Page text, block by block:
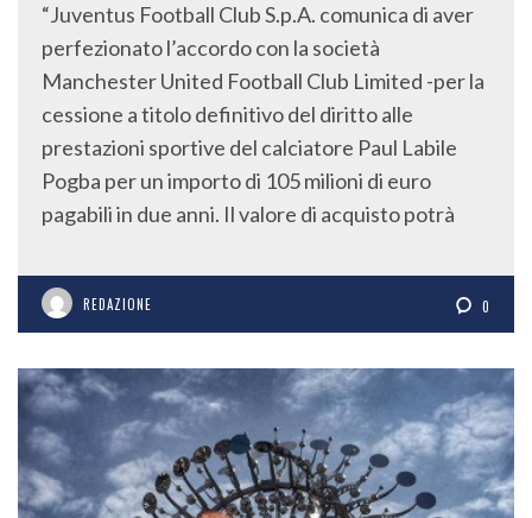
“Juventus Football Club S.p.A. comunica di aver
perfezionato l’accordo con la società
Manchester United Football Club Limited -per la
cessione a titolo definitivo del diritto alle
prestazioni sportive del calciatore Paul Labile
Pogba per un importo di 105 milioni di euro
pagabili in due anni. Il valore di acquisto potrà
REDAZIONE 0